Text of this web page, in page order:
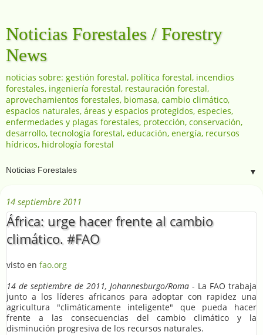
Noticias Forestales / Forestry
News
noticias sobre: gestión forestal, política forestal, incendios
forestales, ingeniería forestal, restauración forestal,
aprovechamientos forestales, biomasa, cambio climático,
espacios naturales, áreas y espacios protegidos, especies,
enfermedades y plagas forestales, protección, conservación,
desarrollo, tecnología forestal, educación, energía, recursos
hídricos, hidrología forestal
▼
14 septiembre 2011
África: urge hacer frente al cambio
climático. #FAO
visto en fao.org
14 de septiembre de 2011, Johannesburgo/Roma - La FAO trabaja
junto a los líderes africanos para adoptar con rapidez una
agricultura "climáticamente inteligente" que pueda hacer
frente a las consecuencias del cambio climático y la
disminución progresiva de los recursos naturales.